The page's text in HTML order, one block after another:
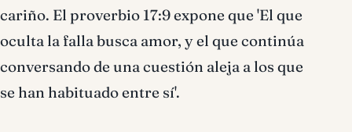
cariño. El proverbio 17:9 expone que 'El que
oculta la falla busca amor, y el que continúa
conversando de una cuestión aleja a los que
se han habituado entre sí'.